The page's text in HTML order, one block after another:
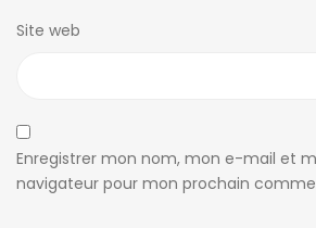
Site web
Enregistrer mon nom, mon e-mail et
navigateur pour mon prochain